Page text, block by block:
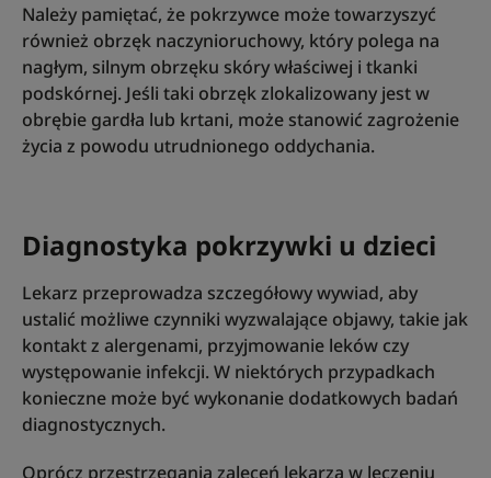
Należy pamiętać, że pokrzywce może towarzyszyć
również obrzęk naczynioruchowy, który polega na
nagłym, silnym obrzęku skóry właściwej i tkanki
podskórnej. Jeśli taki obrzęk zlokalizowany jest w
obrębie gardła lub krtani, może stanowić zagrożenie
życia z powodu utrudnionego oddychania.
Diagnostyka pokrzywki u dzieci
Lekarz przeprowadza szczegółowy wywiad, aby
ustalić możliwe czynniki wyzwalające objawy, takie jak
kontakt z alergenami, przyjmowanie leków czy
występowanie infekcji. W niektórych przypadkach
konieczne może być wykonanie dodatkowych badań
diagnostycznych.
Oprócz przestrzegania zaleceń lekarza w leczeniu